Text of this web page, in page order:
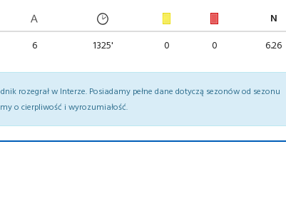
N
6 1325' 0 0 6.26
rozegrał w Interze. Posiadamy pełne dane dotyczą sezonów od sezonu
o cierpliwość i wyrozumiałość.